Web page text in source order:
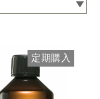
定期購入